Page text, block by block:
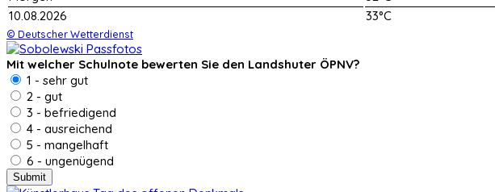
10.08.2026
33°C
© Deutscher Wetterdienst
Mit welcher Schulnote bewerten Sie den Landshuter ÖPNV?
1 - sehr gut
2 - gut
3 - befriedigend
4 - ausreichend
5 - mangelhaft
6 - ungenügend